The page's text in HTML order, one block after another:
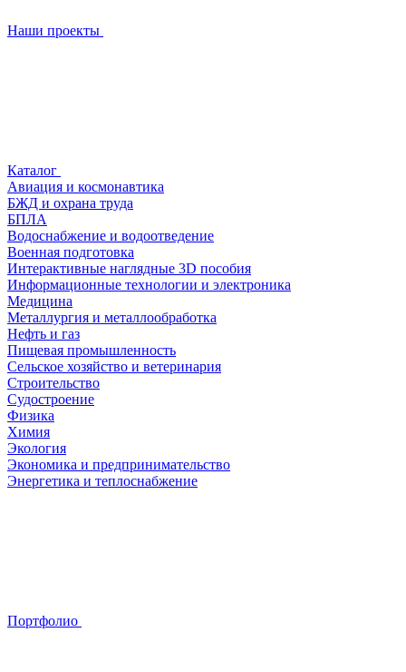
Наши проекты
Каталог
Авиация и космонавтика
БЖД и охрана труда
БПЛА
Водоснабжение и водоотведение
Военная подготовка
Интерактивные наглядные 3D пособия
Информационные технологии и электроника
Медицина
Металлургия и металлообработка
Нефть и газ
Пищевая промышленность
Сельское хозяйство и ветеринария
Строительство
Судостроение
Физика
Химия
Экология
Экономика и предпринимательство
Энергетика и теплоснабжение
Портфолио